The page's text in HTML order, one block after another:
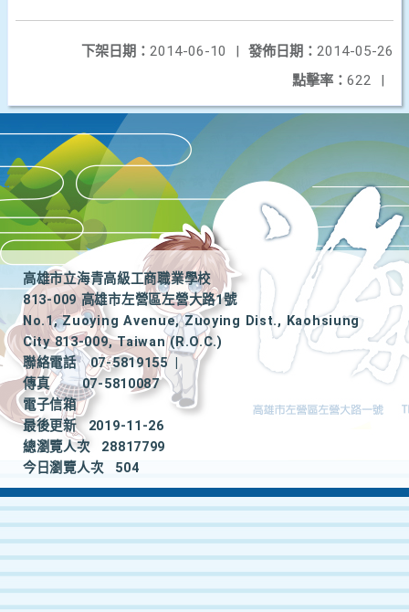
發佈日期： 2014-05-26
下架日期： 2014-06-10
|
點擊率： 622 |
高雄市立海青高級工商職業學校
813-009 高雄市左營區左營大路1號
No.1, Zuoying Avenue, Zuoying Dist., Kaohsiung
City 813-009, Taiwan (R.O.C.)
聯絡電話
07-5819155
|
傳真
07-5810087
電子信箱
最後更新
2019-11-26
總瀏覽人次
28817799
今日瀏覽人次
504